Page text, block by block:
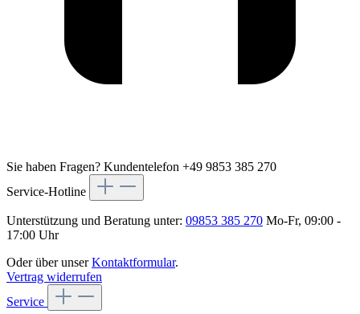
Sie haben Fragen? Kundentelefon +49 9853 385 270
Service-Hotline
Unterstützung und Beratung unter: 09853 385 270 Mo-Fr, 09:00 -
17:00 Uhr
Oder über unserKontaktformular.
Vertrag widerrufen
Service